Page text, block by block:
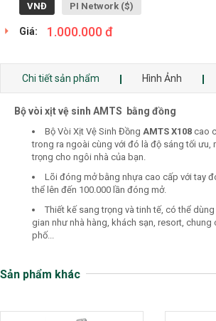
VNĐ PI Network ($)
Giá: 1.000.000 đ
Chi tiết sản phẩm Hình Ảnh
Bộ vòi xịt vệ sinh AMTS bằng đồng
Bộ Vòi Xịt Vệ Sinh Đồng AMTS X108 cao
trong ra ngoài cùng với đó là độ sáng tối ưu,
trọng cho ngôi nhà của bạn.
Lõi đóng mở bằng nhựa cao cấp với tay
thể lên đến 100.000 lần đóng mở.
Thiết kế sang trọng và tinh tế, có thể
gian như nhà hàng, khách sạn, resort, chung
phố...
Sản phẩm khác